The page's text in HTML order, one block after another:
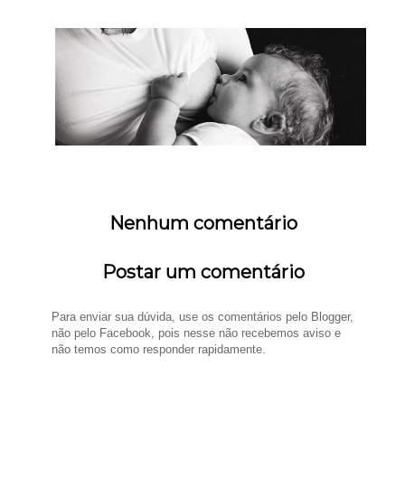
Nenhum comentário
Postar um comentário
Para enviar sua dúvida, use os comentários pelo Blogger,
não pelo Facebook, pois nesse não recebemos aviso e
não temos como responder rapidamente.